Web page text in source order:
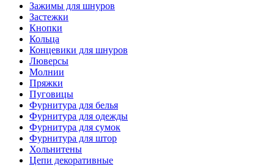
Зажимы для шнуров
Застежки
Кнопки
Кольца
Концевики для шнуров
Люверсы
Молнии
Пряжки
Пуговицы
Фурнитура для белья
Фурнитура для одежды
Фурнитура для сумок
Фурнитура для штор
Хольнитены
Цепи декоративные